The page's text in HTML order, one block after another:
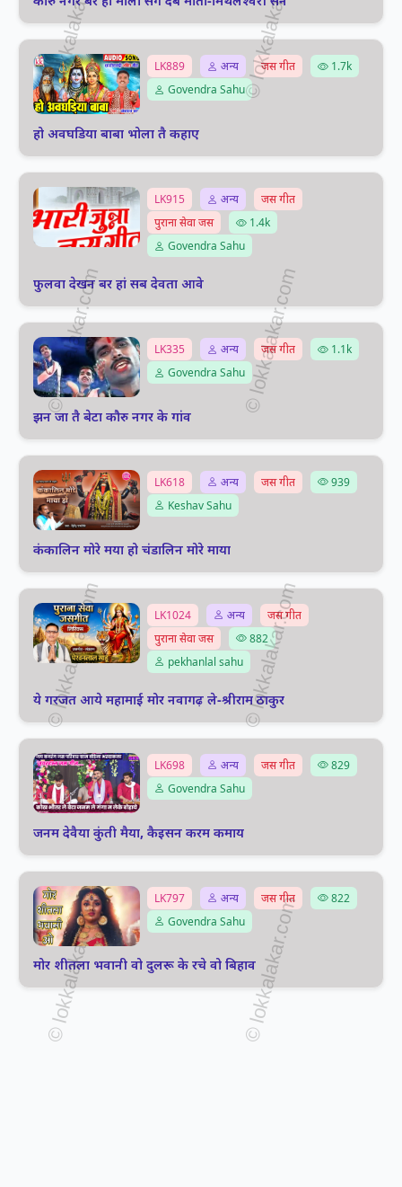
LK889 अन्य जस गीत
1.7k
Govendra Sahu
हो अवघडिया बाबा भोला तै कहाए
LK915 अन्य
जस गीत
पुराना सेवा जस
1.4k
Govendra Sahu
फुलवा देखन बर हां सब देवता आवे
LK335 अन्य जस गीत
1.1k
Govendra Sahu
झन जा तै बेटा कौरु नगर के गांव
LK618 अन्य जस गीत
939
Keshav Sahu
कंकालिन मोरे मया हो चंडालिन मोरे माया
LK1024 अन्य
जस गीत
पुराना सेवा जस
882
pekhanlal sahu
ये गरजत आये महामाई मोर नवागढ़ ले-श्रीराम ठाकुर
LK698 अन्य जस गीत
829
Govendra Sahu
जनम देवैया कुंती मैया, कैइसन करम कमाय
LK797 अन्य जस गीत
822
Govendra Sahu
मोर शीतला भवानी वो दुलरू के रचे वो बिहाव